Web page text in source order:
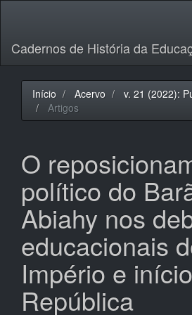
principal
Barra
Lateral
Cadernos de História da
Início Acervo
v. 21 (2022):
Artigos
O
político do
Abiahy nos
educacionais
Império e
República